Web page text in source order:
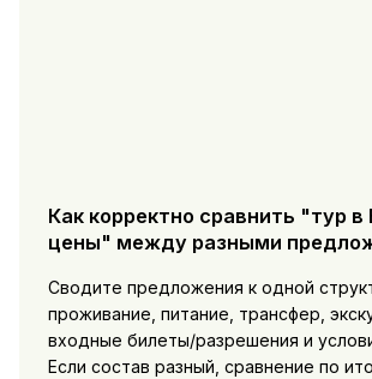
Как корректно сравнить "тур
цены" между разными
Сводите предложения к одной
проживание, питание, трансфер,
входные билеты/разрешения и
Если состав разный, сравнение по